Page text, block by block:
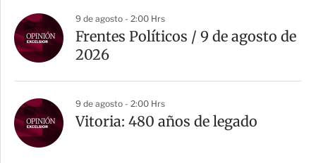
9 de agosto - 2:00 Hrs
Frentes Políticos / 9 de agosto de
2026
9 de agosto - 2:00 Hrs
Vitoria: 480 años de legado